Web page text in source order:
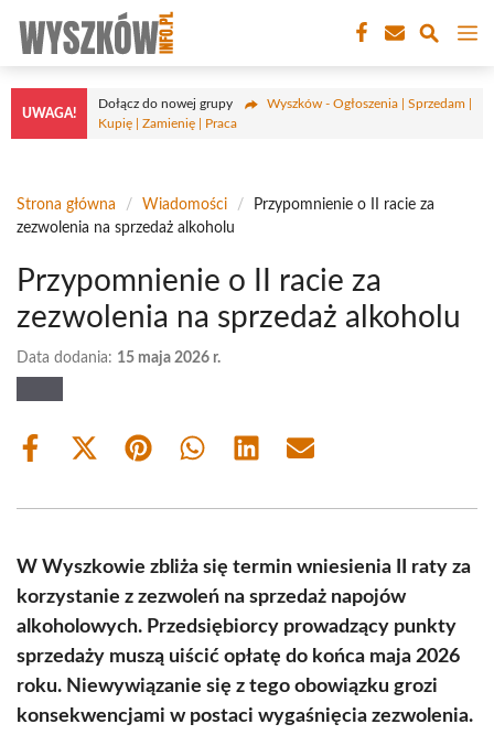
treści
UWAGA!
Dołącz do nowej grupy
Wyszków - Ogłoszenia | Sprzedam |
Kupię | Zamienię | Praca
Strona główna / Wiadomości /
Przypomnienie o II racie za
zezwolenia na sprzedaż alkoholu
Przypomnienie o II racie za
zezwolenia na sprzedaż alkoholu
Data dodania: 15 maja 2026 r.
Share
Share
(Twitter)
Share Share Share Share
W Wyszkowie zbliża się termin wniesienia II raty za
korzystanie z zezwoleń na sprzedaż napojów
alkoholowych. Przedsiębiorcy prowadzący punkty
sprzedaży muszą uiścić opłatę do końca maja 2026
roku. Niewywiązanie się z tego obowiązku grozi
konsekwencjami w postaci wygaśnięcia zezwolenia.